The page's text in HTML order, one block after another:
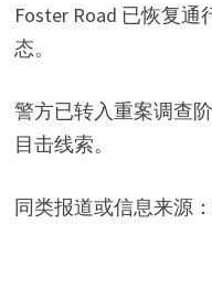
Foster Road 已恢复
态。
警方已转入重案调查
目击线索。
同类报道或信息来源：